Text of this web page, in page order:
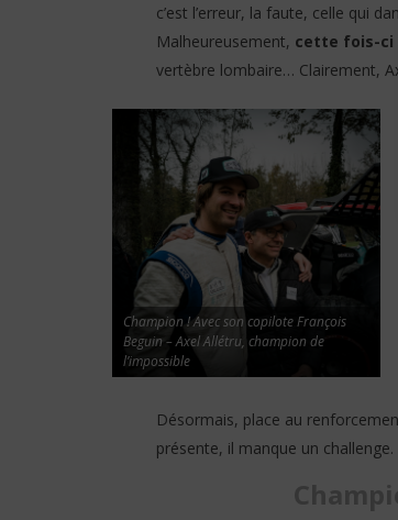
c’est l’erreur, la faute, celle qui
Malheureusement, cette fois-ci
vertèbre lombaire… Clairement,
Champion ! Avec son copilote François
Beguin – Axel Allétru, champion de
l’impossible
Désormais, place au
présente, il manque un challenge.